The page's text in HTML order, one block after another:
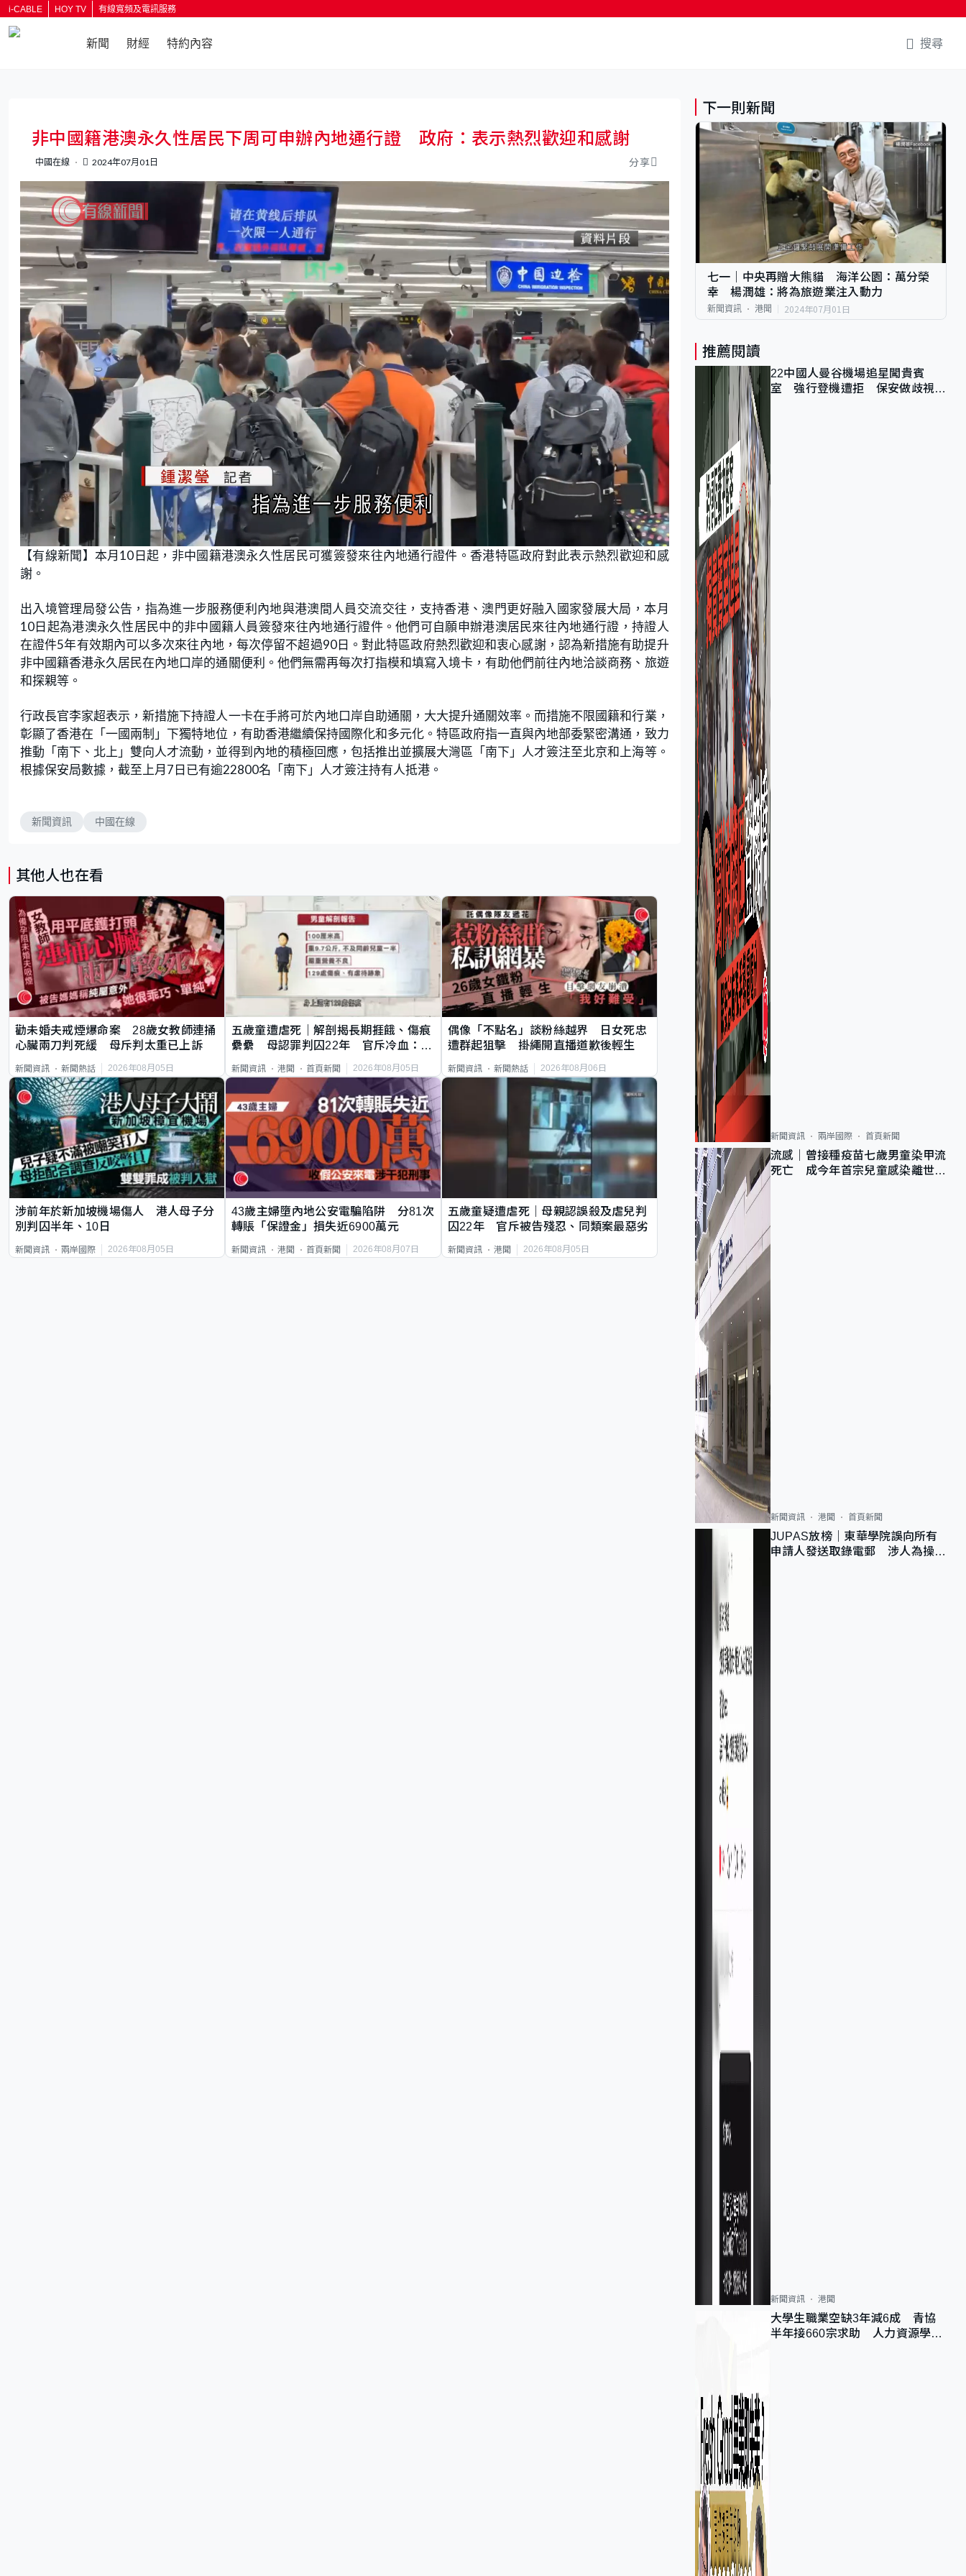
i-CABLE HOY TV 有線寬頻及電訊服務
新聞 財經 特約內容 搜尋
非中國籍港澳永久性居民下周可申辦內地通行證 政府：表示熱烈歡迎和感謝
中國在線 2024年07月01日 分享
n
m
u
a
d
.
7
7
%
【有線新聞】本月10日起，非中國籍港澳永久性居民可獲簽發來往內地通行證件。香港特區政府對此表示熱烈歡迎和感
謝。
出入境管理局發公告，指為進一步服務便利內地與港澳間人員交流交往，支持香港、澳門更好融入國家發展大局，本月
10日起為港澳永久性居民中的非中國籍人員簽發來往內地通行證件。他們可自願申辦港澳居民來往內地通行證，持證人
在證件5年有效期內可以多次來往內地，每次停留不超過90日。​對此特區政府熱烈歡迎和衷心感謝，認為新措施有助提升
非中國籍香港永久居民在內地口岸的通關便利。他們無需再每次打指模和填寫入境卡，有助他們前往內地洽談商務、旅遊
和探親等。
行政長官李家超表示，新措施下持證人一卡在手將可於內地口岸自助通關，大大提升通關效率。而措施不限國籍和行業，
彰顯了香港在「一國兩制」下獨特地位，有助香港繼續保持國際化和多元化。特區政府指一直與內地部委緊密溝通，致力
推動「南下、北上」雙向人才流動，並得到內地的積極回應，包括推出並擴展大灣區「南下」人才簽注至北京和上海等。
根據保安局數據，截至上月7日已有逾22800名「南下」人才簽注持有人抵港。
新聞資訊 中國在線
其他人也在看
勸未婚夫戒煙爆命案 28歲女教師連捅
心臟兩刀判死緩 母斥判太重已上訴
新聞資訊 新聞熱話 2026年08月05日
五歲童遭虐死｜解剖揭長期捱餓、傷痕
纍纍 母認罪判囚22年 官斥冷血：同
新聞資訊 港聞 首頁新聞 2026年08月05日
偶像「不點名」談粉絲越界 日女死忠
遭群起狙擊 掛繩開直播道歉後輕生
新聞資訊 新聞熱話 2026年08月06日
涉前年於新加坡機場傷人 港人母子分
別判囚半年、10日
新聞資訊 兩岸國際 2026年08月05日
43歲主婦墮內地公安電騙陷阱 分81次
轉賬「保證金」損失近6900萬元
新聞資訊 港聞 首頁新聞 2026年08月07日
五歲童疑遭虐死｜母親認誤殺及虐兒判
囚22年 官斥被告殘忍、同類案最惡劣
新聞資訊 港聞 2026年08月05日
下一則新聞
七一｜中央再贈大熊貓 海洋公園：萬分榮
幸 楊潤雄：將為旅遊業注入動力
新聞資訊 港聞 2024年07月01日
推薦閱讀
22中國人曼谷機場追星闖貴賓
室 強行登機遭拒 保安做歧視手
新聞資訊 兩岸國際 首頁新聞
流感｜曾接種疫苗七歲男童染甲流
死亡 成今年首宗兒童感染離世個
新聞資訊 港聞 首頁新聞
JUPAS放榜｜東華學院誤向所有
申請人發送取錄電郵 涉人為操作
新聞資訊 港聞
大學生職業空缺3年減6成 青協
半年接660宗求助 人力資源學